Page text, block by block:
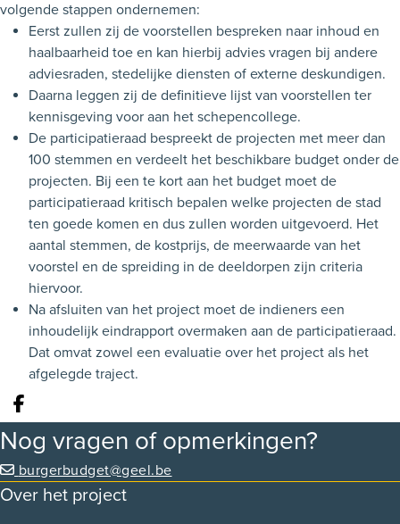
volgende stappen ondernemen:
Eerst zullen zij de voorstellen bespreken naar inhoud en
haalbaarheid toe en kan hierbij advies vragen bij andere
adviesraden, stedelijke diensten of externe deskundigen.
Daarna leggen zij de definitieve lijst van voorstellen ter
kennisgeving voor aan het schepencollege.
De participatieraad bespreekt de projecten met meer dan
100 stemmen en verdeelt het beschikbare budget onder de
projecten. Bij een te kort aan het budget moet de
participatieraad kritisch bepalen welke projecten de stad
ten goede komen en dus zullen worden uitgevoerd. Het
aantal stemmen, de kostprijs, de meerwaarde van het
voorstel en de spreiding in de deeldorpen zijn criteria
hiervoor.
Na afsluiten van het project moet de indieners een
inhoudelijk eindrapport overmaken aan de participatieraad.
Dat omvat zowel een evaluatie over het project als het
afgelegde traject.
Deel op facebook
Nog vragen of opmerkingen?
burgerbudget@geel.be
Over het project